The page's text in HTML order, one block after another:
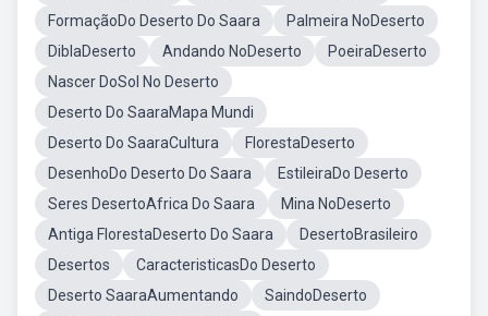
FormaçãoDo Deserto Do Saara
Palmeira NoDeserto
DiblaDeserto
Andando NoDeserto
PoeiraDeserto
Nascer DoSol No Deserto
Deserto Do SaaraMapa Mundi
Deserto Do SaaraCultura
FlorestaDeserto
DesenhoDo Deserto Do Saara
EstileiraDo Deserto
Seres DesertoAfrica Do Saara
Mina NoDeserto
Antiga FlorestaDeserto Do Saara
DesertoBrasileiro
Desertos
CaracteristicasDo Deserto
Deserto SaaraAumentando
SaindoDeserto